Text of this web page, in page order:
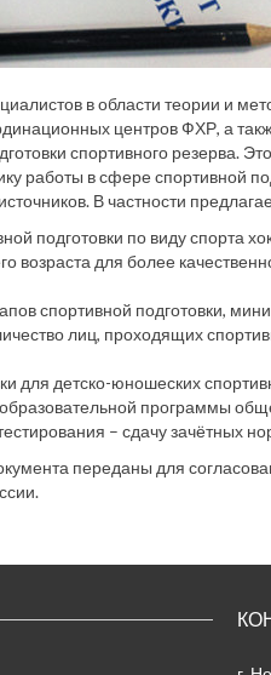
в области теории и
центров ФХР, а
спортивного резерва.
в сфере спортивной
В частности
подготовки по виду спорта
возраста для более
спортивной подготовки,
лиц, проходящих
для детско-юношеских
программы
– сдачу зачётных
переданы для